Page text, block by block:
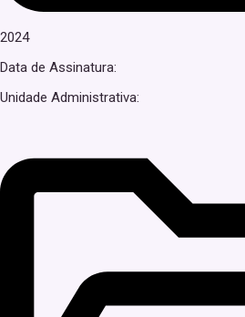
2024
Data de Assinatura:
Unidade Administrativa: